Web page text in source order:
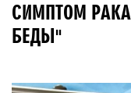
СИМПТОМ
БЕДЫ"